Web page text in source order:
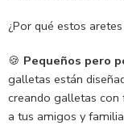
¿Por qué estos
🍪 Pequeños pero
galletas están
creando galletas con
a tus amigos y